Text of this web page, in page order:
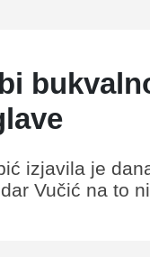
izjavila je
Vučić na to